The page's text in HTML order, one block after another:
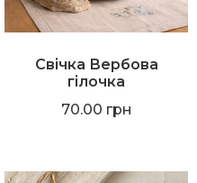
Свічка Вербова
гілочка
70.00 грн